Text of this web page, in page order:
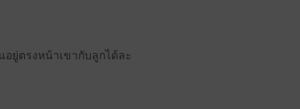
ยู่ตรงหน้าเขากับลูกได้ละ